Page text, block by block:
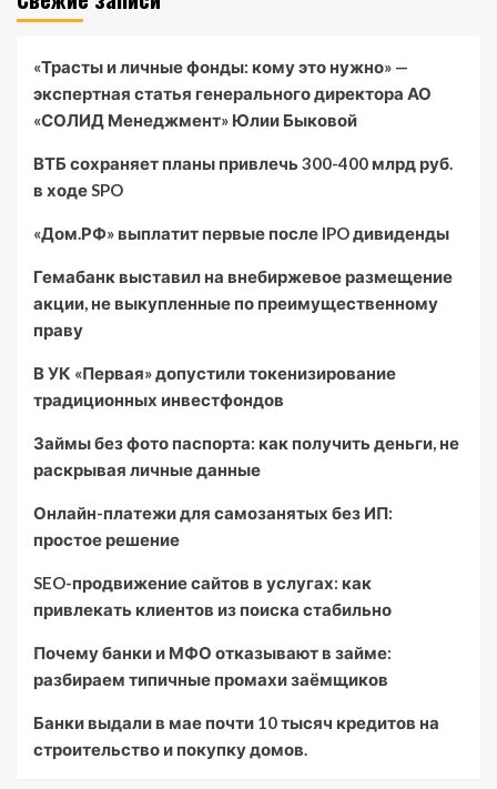
«Трасты и личные фонды: кому это нужно» —
экспертная статья генерального директора АО
«СОЛИД Менеджмент» Юлии Быковой
ВТБ сохраняет планы привлечь 300-400 млрд руб.
в ходе SPO
«Дом.РФ» выплатит первые после IPO дивиденды
Гемабанк выставил на внебиржевое размещение
акции, не выкупленные по преимущественному
праву
В УК «Первая» допустили токенизирование
традиционных инвестфондов
Займы без фото паспорта: как получить деньги, не
раскрывая личные данные
Онлайн-платежи для самозанятых без ИП:
простое решение
SEO-продвижение сайтов в услугах: как
привлекать клиентов из поиска стабильно
Почему банки и МФО отказывают в займе:
разбираем типичные промахи заёмщиков
Банки выдали в мае почти 10 тысяч кредитов на
строительство и покупку домов.